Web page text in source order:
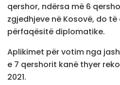
qershor, ndërsa më 6
zgjedhjeve në Kosovë, do
përfaqësitë diplomatike.
Aplikimet për votim nga
e 7 qershorit kanë thyer
2021.